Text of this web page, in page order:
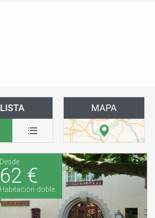
LISTA MAPA
Desde
62 €
Habitación doble